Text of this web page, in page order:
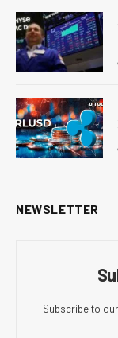
NEWSLETTER
Subscribe to